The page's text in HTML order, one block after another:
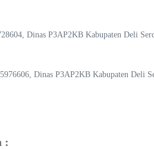
Dinas P3AP2KB Kabupaten Deli
Dinas P3AP2KB Kabupaten Deli
: